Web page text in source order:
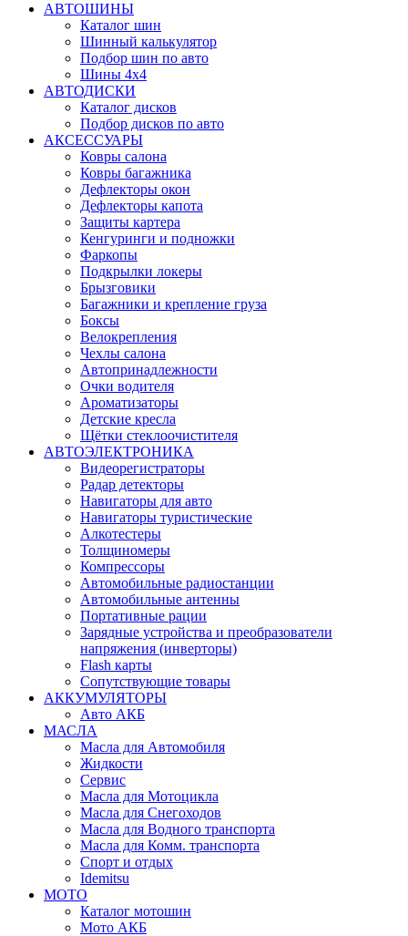
АВТОШИНЫ
Каталог шин
Шинный калькулятор
Подбор шин по авто
Шины 4x4
АВТОДИСКИ
Каталог дисков
Подбор дисков по авто
АКСЕССУАРЫ
Ковры салона
Ковры багажника
Дефлекторы окон
Дефлекторы капота
Защиты картера
Кенгуринги и подножки
Фаркопы
Подкрылки локеры
Брызговики
Багажники и крепление груза
Боксы
Велокрепления
Чехлы салона
Автопринадлежности
Очки водителя
Ароматизаторы
Детские кресла
Щётки стеклоочистителя
АВТОЭЛЕКТРОНИКА
Видеорегистраторы
Радар детекторы
Навигаторы для авто
Навигаторы туристические
Алкотестеры
Толщиномеры
Компрессоры
Автомобильные радиостанции
Автомобильные антенны
Портативные рации
Зарядные устройства и преобразователи
напряжения (инверторы)
Flash карты
Сопутствующие товары
АККУМУЛЯТОРЫ
Авто АКБ
МАСЛА
Масла для Автомобиля
Жидкости
Сервис
Масла для Мотоцикла
Масла для Снегоходов
Масла для Водного транспорта
Масла для Комм. транспорта
Спорт и отдых
Idemitsu
МОТО
Каталог мотошин
Мото АКБ